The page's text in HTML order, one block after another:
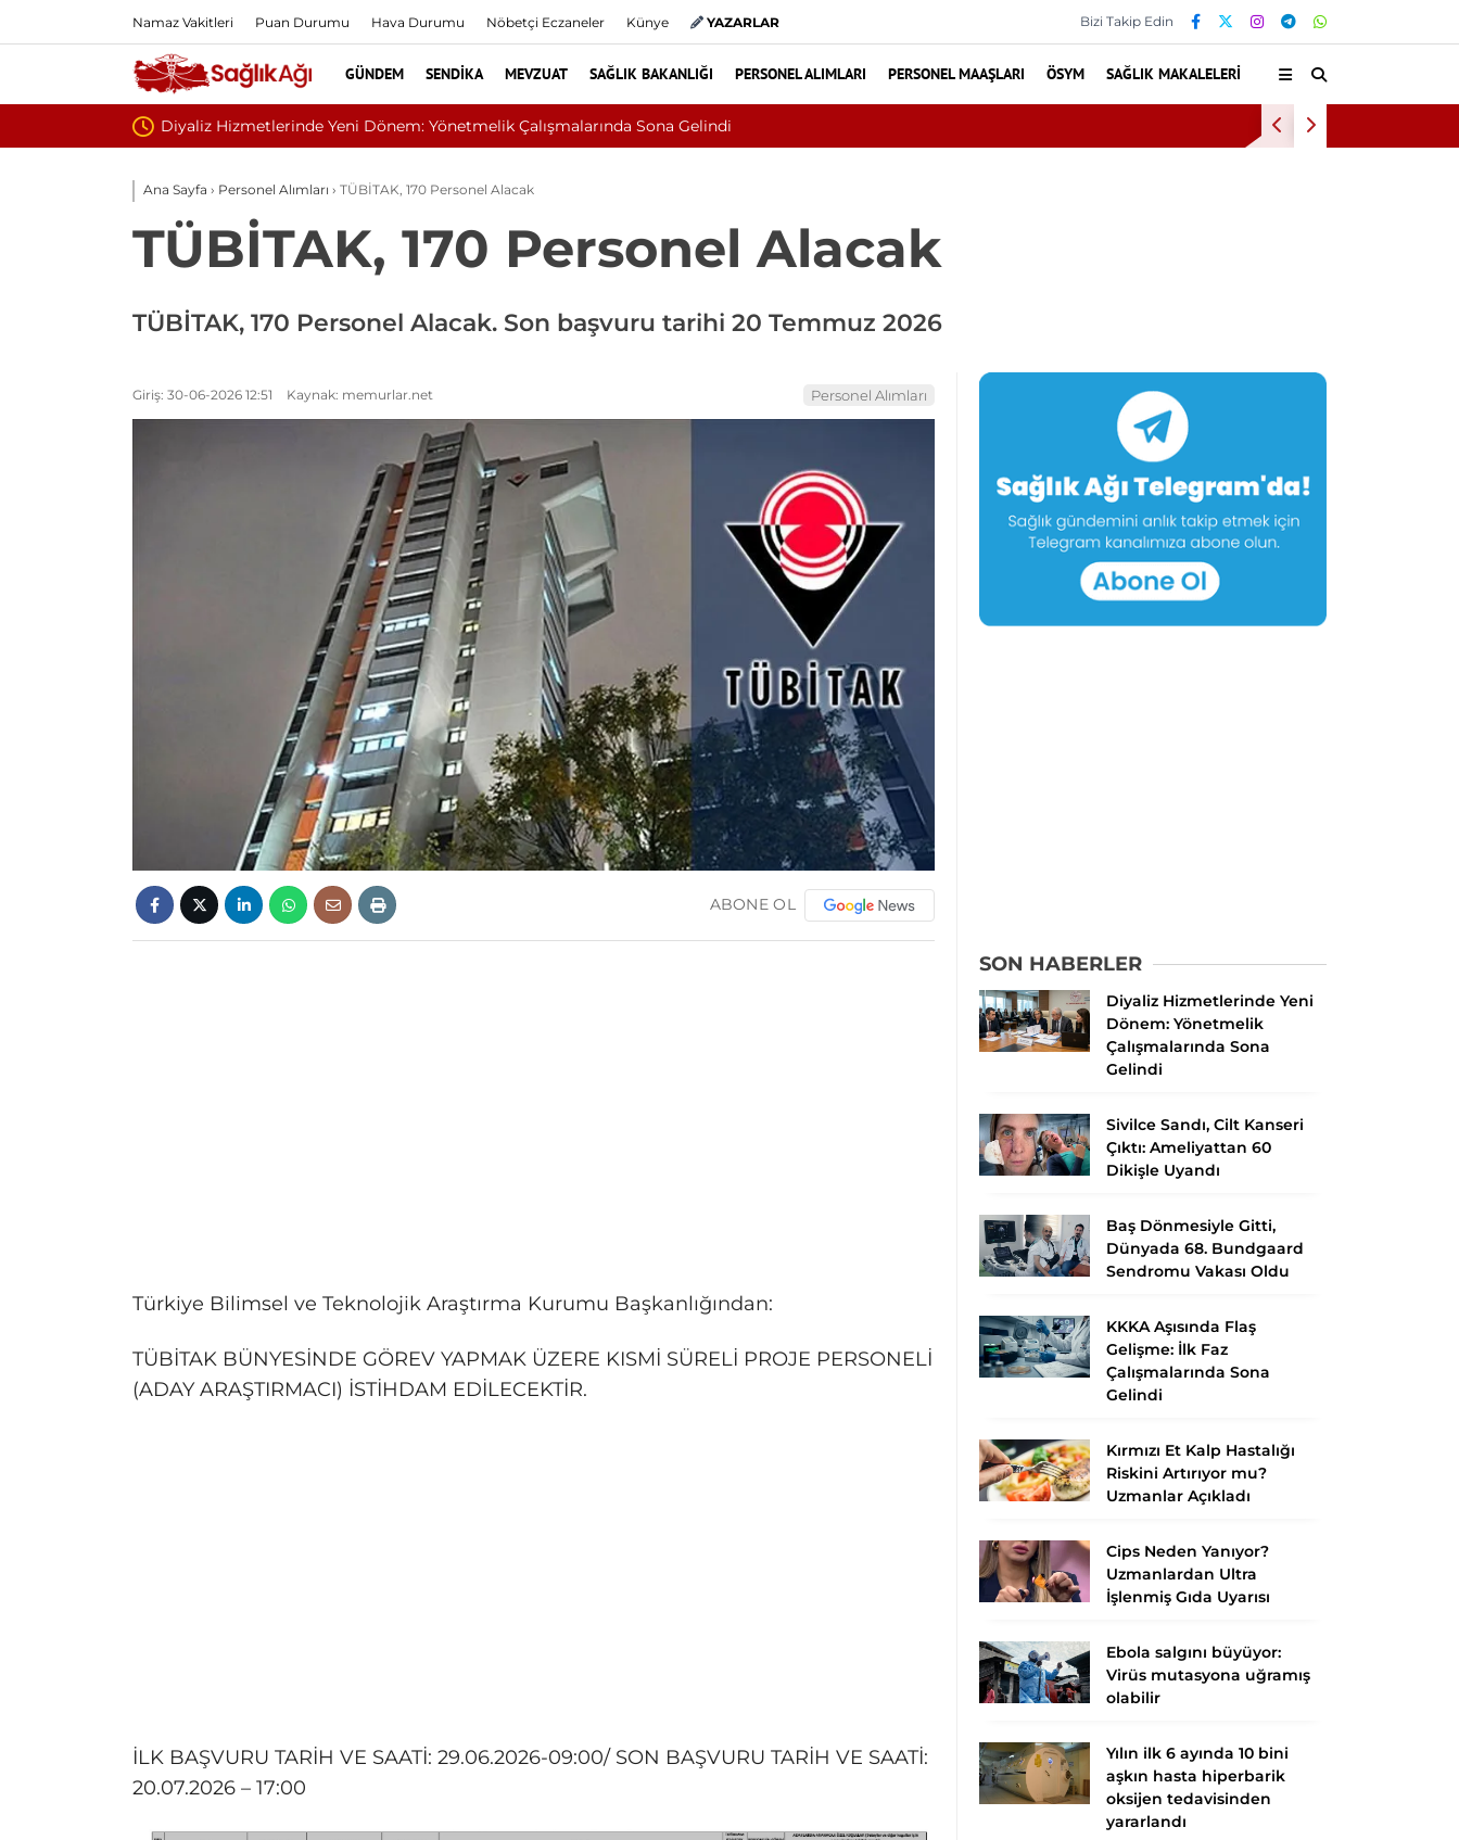
Namaz Vakitleri Puan Durumu Hava Durumu Nöbetçi Eczaneler Künye YAZARLAR Bizi Takip Edin
GÜNDEM SENDIKA MEVZUAT SAĞLIK BAKANLIĞI PERSONEL ALIMLARI PERSONEL MAAŞLARI ÖSYM SAĞLIK MAKALELERI
Sivilce Sandı, Cilt Kanseri Çıktı: Ameliyattan 60 Dikişle Uyandı Baş Dönmesiyle
Ana Sayfa › Personel Alımları › TÜBİTAK, 170 Personel Alacak
TÜBİTAK, 170 Personel Alacak
TÜBİTAK, 170 Personel Alacak. Son başvuru tarihi 20 Temmuz 2026
Giriş: 30-06-2026 12:51 Kaynak: memurlar.net Personel Alımları
ABONE OL
Türkiye Bilimsel ve Teknolojik Araştırma Kurumu Başkanlığından:
TÜBİTAK BÜNYESİNDE GÖREV YAPMAK ÜZERE KISMİ SÜRELİ PROJE PERSONELİ
(ADAY ARAŞTIRMACI) İSTİHDAM EDİLECEKTİR.
İLK BAŞVURU TARİH VE SAATİ: 29.06.2026-09:00/ SON BAŞVURU TARİH VE SAATİ:
20.07.2026 – 17:00
SON HABERLER
Diyaliz Hizmetlerinde Yeni
Dönem: Yönetmelik
Çalışmalarında Sona
Gelindi
Sivilce Sandı, Cilt Kanseri
Çıktı: Ameliyattan 60
Dikişle Uyandı
Baş Dönmesiyle Gitti,
Dünyada 68. Bundgaard
Sendromu Vakası Oldu
KKKA Aşısında Flaş
Gelişme: İlk Faz
Çalışmalarında Sona
Gelindi
Kırmızı Et Kalp Hastalığı
Riskini Artırıyor mu?
Uzmanlar Açıkladı
Cips Neden Yanıyor?
Uzmanlardan Ultra
İşlenmiş Gıda Uyarısı
Ebola salgını büyüyor:
Virüs mutasyona uğramış
olabilir
Yılın ilk 6 ayında 10 bini
aşkın hasta hiperbarik
oksijen tedavisinden
yararlandı